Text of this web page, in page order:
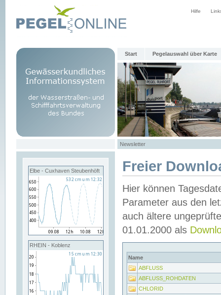
Hilfe
Start Pegelauswahl über Karte
Newsletter
Elbe - Cuxhaven Steubenhöft
RHEIN - Koblenz
Freier
Hier können
Parameter aus den
auch ältere
01.01.2000 als
Name
ABFLUSS
ABFLUSS_ROHDATEN
CHLORID